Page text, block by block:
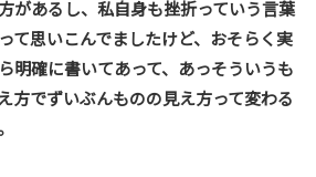
があるし、私自身も挫折っていう言葉
て思いこんでましたけど、おそらく実
明確に書いてあって、あっそういうも
方でずいぶんものの見え方って変わる